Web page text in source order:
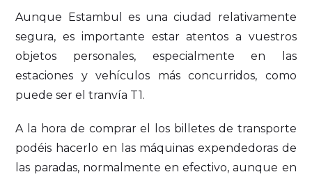
Aunque Estambul es una ciudad relativamente
segura, es importante estar atentos a vuestros
objetos personales, especialmente en las
estaciones y vehículos más concurridos, como
puede ser el tranvía T1.
A la hora de comprar el los billetes de transporte
podéis hacerlo en las máquinas expendedoras de
las paradas, normalmente en efectivo, aunque en